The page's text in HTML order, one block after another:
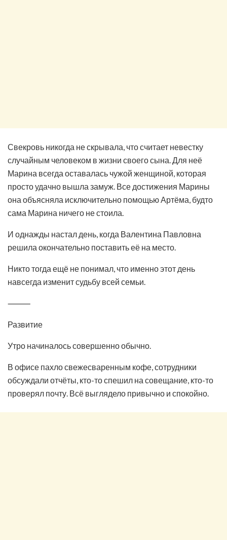
Свекровь никогда не скрывала, что считает невестку
случайным человеком в жизни своего сына. Для неё
Марина всегда оставалась чужой женщиной, которая
просто удачно вышла замуж. Все достижения Марины
она объясняла исключительно помощью Артёма, будто
сама Марина ничего не стоила.
И однажды настал день, когда Валентина Павловна
решила окончательно поставить её на место.
Никто тогда ещё не понимал, что именно этот день
навсегда изменит судьбу всей семьи.
⸻
Развитие
Утро начиналось совершенно обычно.
В офисе пахло свежесваренным кофе, сотрудники
обсуждали отчёты, кто-то спешил на совещание, кто-то
проверял почту. Всё выглядело привычно и спокойно.